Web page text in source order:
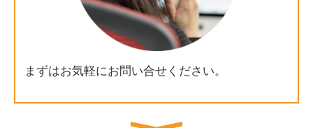
まずはお気軽にお問い合せください。